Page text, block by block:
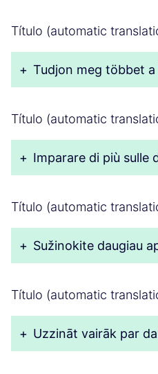
Título (automatic
+ Tudjon meg többet
Título (automatic
+ Imparare di più sulle
Título (automatic
+ Sužinokite daugiau
Título (automatic
+ Uzzināt vairāk par